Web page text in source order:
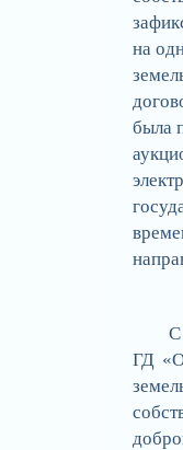
на
была
С
ГД «О